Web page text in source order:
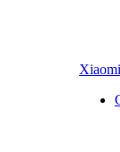
Xiaomi